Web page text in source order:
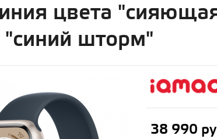
цвета
"синий шторм"
38 990